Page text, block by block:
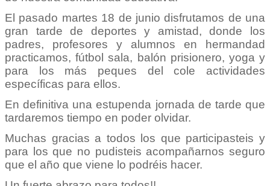
El pasado martes 18 de junio disfrutamos de una
gran tarde de deportes y amistad, donde los
padres, profesores y alumnos en hermandad
practicamos, fútbol sala, balón prisionero, yoga y
para los más peques del cole actividades
específicas para ellos.
En definitiva una estupenda jornada de tarde que
tardaremos tiempo en poder olvidar.
Muchas gracias a todos los que participasteis y
para los que no pudisteis acompañarnos seguro
que el año que viene lo podréis hacer.